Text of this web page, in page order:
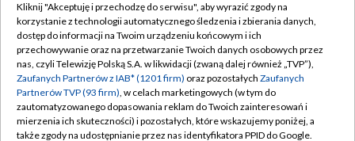
TVP
Abonament TVP
Emisja w TVP
Centrum informacji TVP
Naziemna Telewizja Cyfrowa
Regulamin TVP
Polityka prywatności
Moje zgody
Pomoc
Kliknij "Akceptuję i przechodzę do serwisu", aby wyrazić zgody na
korzystanie z technologii automatycznego śledzenia i zbierania danych,
dostęp do informacji na Twoim urządzeniu końcowym i ich
przechowywanie oraz na przetwarzanie Twoich danych osobowych przez
nas, czyli Telewizję Polską S.A. w likwidacji (zwaną dalej również „TVP”),
Zaufanych Partnerów z IAB* (1201 firm) oraz pozostałych Zaufanych
Partnerów TVP (93 firm), w celach marketingowych (w tym do
zautomatyzowanego dopasowania reklam do Twoich zainteresowań i
mierzenia ich skuteczności) i pozostałych, które wskazujemy poniżej, a
także zgody na udostępnianie przez nas identyfikatora PPID do Google.